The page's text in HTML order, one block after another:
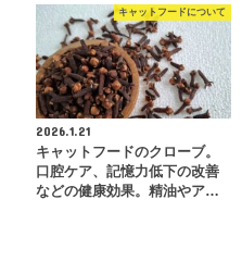
キャットフードについて
2026.1.21
キャットフードのクローブ。
口腔ケア、記憶力低下の改善
などの健康効果。精油やア…